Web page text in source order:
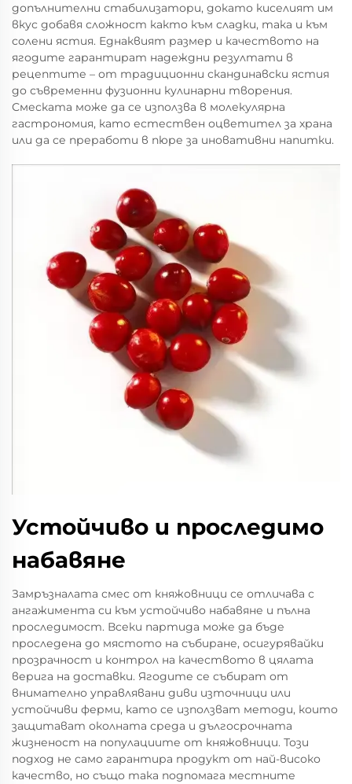
допълнителни стабилизатори, докато киселият им
вкус добавя сложност както към сладки, така и към
солени ястия. Еднаквият размер и качеството на
ягодите гарантират надеждни резултати в
рецептите – от традиционни скандинавски ястия
до съвременни фузионни кулинарни творения.
Смеската може да се използва в молекулярна
гастрономия, като естествен оцветител за храна
или да се преработи в пюре за иновативни напитки.
Устойчиво и проследимо
набавяне
Замръзналата смес от княжовници се отличава с
ангажимента си към устойчиво набавяне и пълна
проследимост. Всеки партида може да бъде
проследена до мястото на събиране, осигурявайки
прозрачност и контрол на качеството в цялата
верига на доставки. Ягодите се събират от
внимателно управлявани диви източници или
устойчиви ферми, като се използват методи, които
защитават околната среда и дългосрочната
жизненост на популациите от княжовници. Този
подход не само гарантира продукт от най-високо
качество, но също така подпомага местните